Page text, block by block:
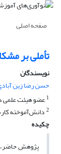
صفحه اصلی
تأملی بر
نویسندگان
حسن رضا زین
1عضو هیئت علمی
2دانش‌آموخته
چکیده
پژوهش حاضر،